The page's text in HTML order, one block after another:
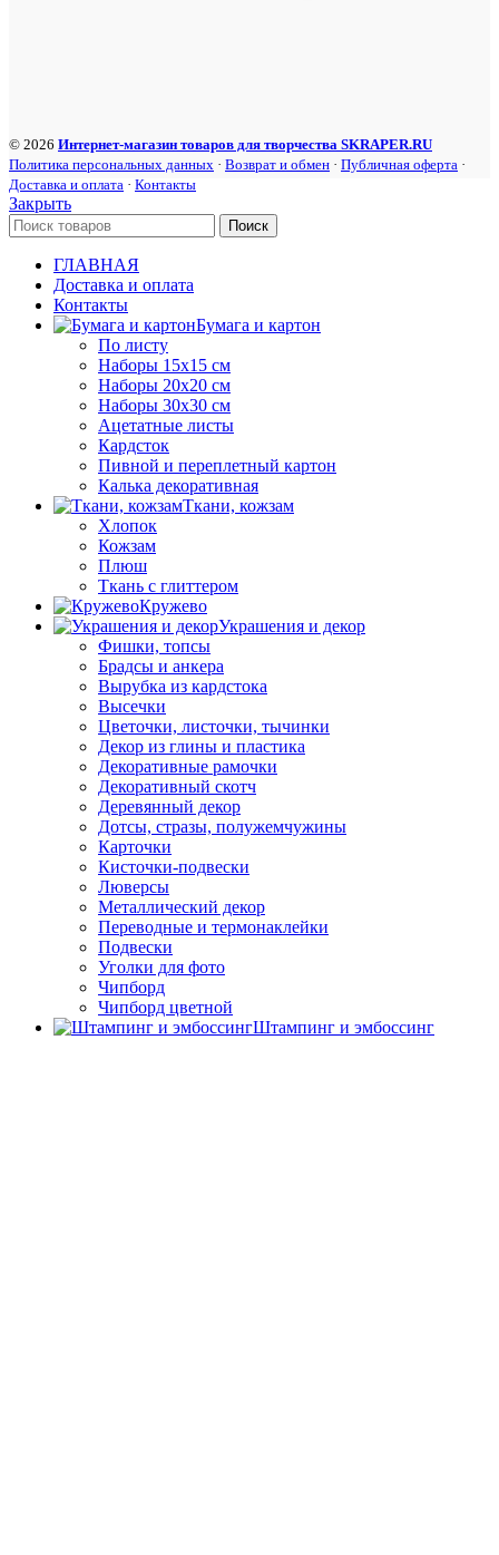
© 2026 Интернет-магазин товаров для творчества SKRAPER.RU
Политика персональных данных · Возврат и обмен · Публичная оферта ·
Доставка и оплата · Контакты
Закрыть
Поиск
ГЛАВНАЯ
Доставка и оплата
Контакты
Бумага и картон
По листу
Наборы 15х15 см
Наборы 20х20 см
Наборы 30х30 см
Ацетатные листы
Кардсток
Пивной и переплетный картон
Калька декоративная
Ткани, кожзам
Хлопок
Кожзам
Плюш
Ткань с глиттером
Кружево
Украшения и декор
Фишки, топсы
Брадсы и анкера
Вырубка из кардстока
Высечки
Цветочки, листочки, тычинки
Декор из глины и пластика
Декоративные рамочки
Декоративный скотч
Деревянный декор
Дотсы, стразы, полужемчужины
Карточки
Кисточки-подвески
Люверсы
Металлический декор
Переводные и термонаклейки
Подвески
Уголки для фото
Чипборд
Чипборд цветной
Штампинг и эмбоссинг